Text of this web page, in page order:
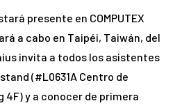
presente en COMPUTEX
a cabo en Taipéi, Taiwán, del
invita a todos los asistentes
(#L0631A Centro de
4F) y a conocer de primera